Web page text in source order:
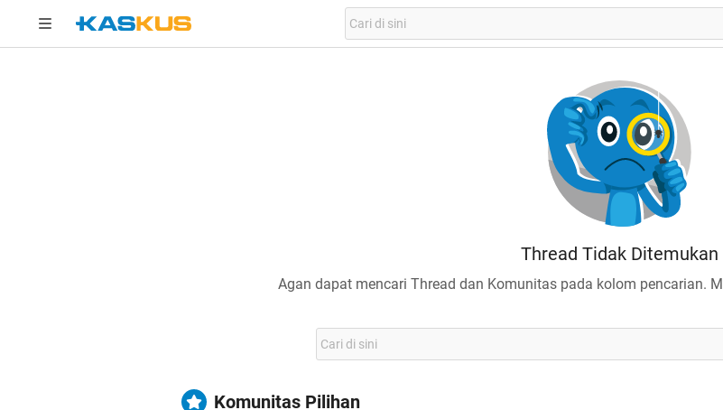
Thread Tidak Ditemukan
Agan dapat mencari Thread dan Komunitas pada kolom pencarian.
Komunitas Pilihan